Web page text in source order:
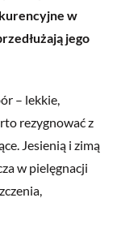
w
jego
– lekkie,
rezygnować z
Jesienią i zimą
w pielęgnacji